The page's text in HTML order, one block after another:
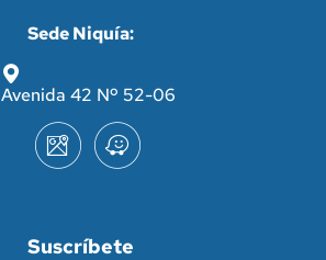
Sede Niquía:
Avenida 42 Nº 52-06
Suscríbete